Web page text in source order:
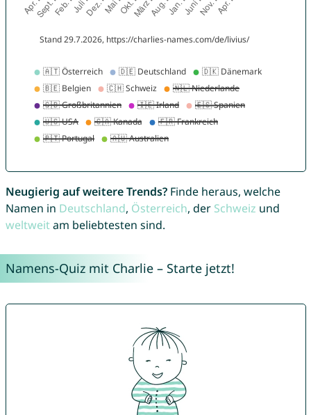
Neugierig auf weitere Trends?Finde heraus, welche
Namen in Deutschland, Österreich, der Schweiz und
weltweitam beliebtesten sind.
Namens-Quiz mit Charlie – Starte jetzt!